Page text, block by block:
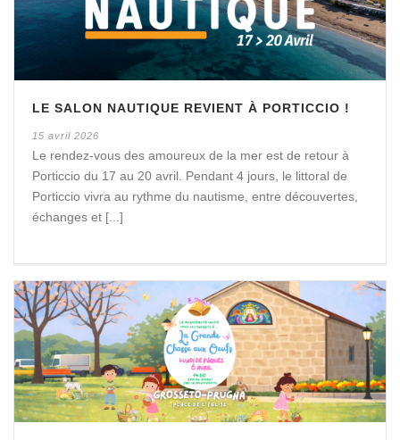
LE SALON NAUTIQUE REVIENT À PORTICCIO !
15 avril 2026
Le rendez-vous des amoureux de la mer est de retour à
Porticcio du 17 au 20 avril. Pendant 4 jours, le littoral de
Porticcio vivra au rythme du nautisme, entre découvertes,
échanges et [...]